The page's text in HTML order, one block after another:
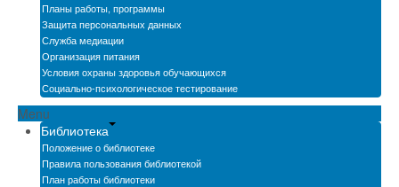
Планы работы, программы
Защита персональных данных
Служба медиации
Организация питания
Условия охраны здоровья обучающихся
Социально-психологическое тестирование
Menu
Библиотека
Положение о библиотеке
Правила пользования библиотекой
План работы библиотеки